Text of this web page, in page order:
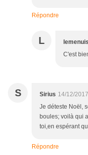
Répondre
L
C'est
S Sirius 14/12/
Je déteste Noël,
boules; voilà qui
toi,en espérant
Répondre